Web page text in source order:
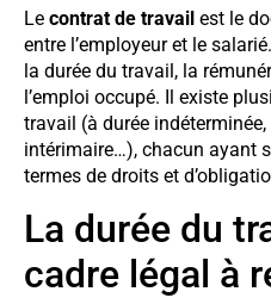
Le contrat de travail est le
entre l’employeur et le
la durée du travail, la
l’emploi occupé. Il existe
travail (à durée
intérimaire…), chacun ayant
termes de droits et
La durée du
cadre légal à